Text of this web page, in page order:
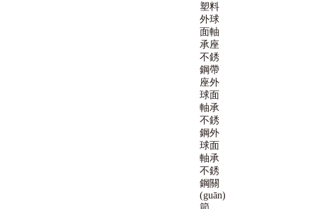
塑料
外球
面軸
承座
不銹
鋼帶
座外
球面
軸承
不銹
鋼外
球面
軸承
不銹
鋼關
(guān)